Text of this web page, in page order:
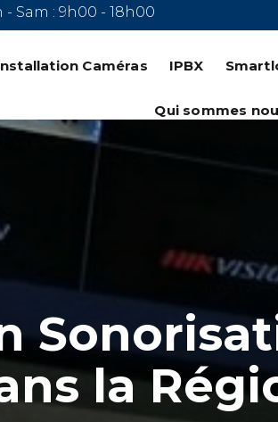
- Sam : 9h00 - 18h00
Caméras IPBX
Qui sommes
la